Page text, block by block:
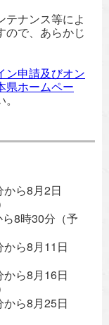
テナンス等によ
ので、あらかじ
ン申請及びオン
県ホームペー
ら8月2日
8時30分（予
ら8月11日
ら8月16日
ら8月25日